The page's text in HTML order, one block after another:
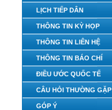
LỊCH TIẾP DÂN
THÔNG TIN KỲ HỌP
THÔNG TIN LIÊN HỆ
THÔNG TIN BÁO CHÍ
ĐIỀU ƯỚC QUỐC TẾ
CÂU HỎI THƯỜNG GẶP
GÓP Ý